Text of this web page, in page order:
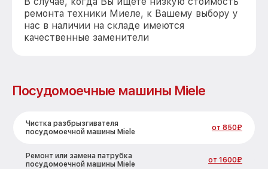
ремонта техники Миеле, к Вашему выбору у
нас в наличии на складе имеются
качественные заменители
Посудомоечные машины Miele
Чистка разбрызгивателя
посудомоечной машины Miele
от 850₽
Ремонт или замена патрубка
посудомоечной машины Miele
от 1600₽